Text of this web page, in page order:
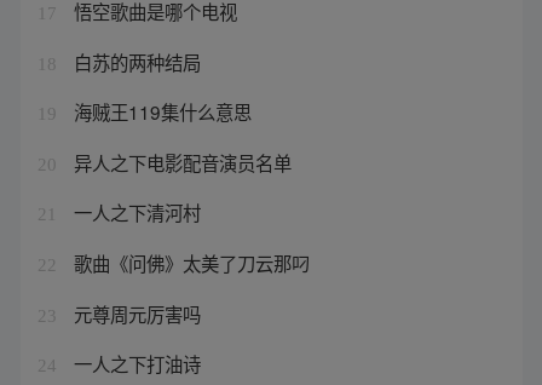
17 悟空歌曲是哪个电视
18 白苏的两种结局
19 海贼王119集什么意思
20 异人之下电影配音演员名单
21 一人之下清河村
22 歌曲《问佛》太美了刀云那叼
23 元尊周元厉害吗
24 一人之下打油诗